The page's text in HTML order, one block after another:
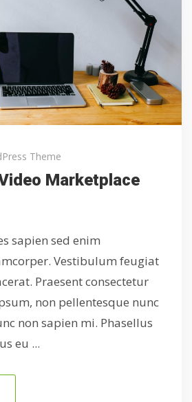
Theme
Marketplace
sapien sed enim
Vestibulum feugiat
Praesent consectetur
non pellentesque nunc
non sapien mi. Phasellus
eu ...